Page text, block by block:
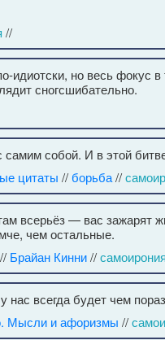
//
идиотски, но весь фокус
сногсшибательно.
собой. И в этой
цитаты //борьба//
всерьёз — вас зажарят
чем остальные.
// Брайан Кинни//самоирония
всегда будет чем
Мысли и афоризмы //